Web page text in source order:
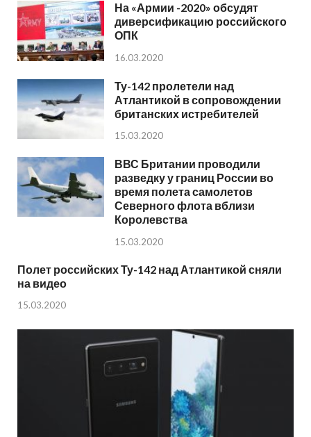
На «Армии -2020» обсудят
диверсификацию российского
ОПК
16.03.2020
Ту-142 пролетели над
Атлантикой в сопровождении
британских истребителей
15.03.2020
ВВС Британии проводили
разведку у границ России во
время полета самолетов
Северного флота вблизи
Королевства
15.03.2020
Полет российских Ту-142 над Атлантикой сняли
на видео
15.03.2020